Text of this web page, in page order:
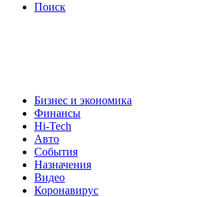
Поиск
Бизнес и экономика
Финансы
Hi-Tech
Авто
События
Назначения
Видео
Коронавирус